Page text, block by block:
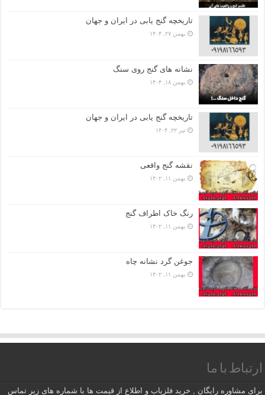
تاریخچه گنج‌ یابی در ایران و جهان
بهمن ۲۷, ۱۴۰۴
نشانه های گنج روی سنگ
بهمن ۱۸, ۱۴۰۴
تاریخچه گنج‌ یابی در ایران و جهان
تیر ۲۲, ۱۴۰۴
نقشه گنج واقعی
بهمن ۱۱, ۱۴۰۲
رنگ خاک اطراف گنج
بهمن ۱۱, ۱۴۰۲
جوغن گرد نشانه چاه
بهمن ۱۱, ۱۴۰۲
ارتباط با ما
برای مشاوره رایگان , خرید فلزیاب و اطلاع از قیمت ها با شماره های زیر تماس